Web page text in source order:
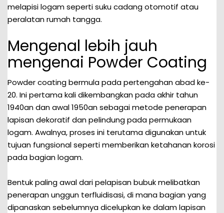
melapisi logam seperti suku cadang otomotif atau
peralatan rumah tangga.
Mengenal lebih jauh
mengenai Powder Coating
Powder coating bermula pada pertengahan abad ke-
20. Ini pertama kali dikembangkan pada akhir tahun
1940an dan awal 1950an sebagai metode penerapan
lapisan dekoratif dan pelindung pada permukaan
logam. Awalnya, proses ini terutama digunakan untuk
tujuan fungsional seperti memberikan ketahanan korosi
pada bagian logam.
Bentuk paling awal dari pelapisan bubuk melibatkan
penerapan unggun terfluidisasi, di mana bagian yang
dipanaskan sebelumnya dicelupkan ke dalam lapisan